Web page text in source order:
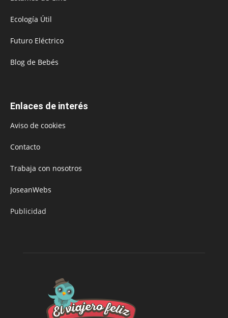
Ecología Útil
Futuro Eléctrico
Blog de Bebés
Enlaces de interés
Aviso de cookies
Contacto
Trabaja con nosotros
JoseanWebs
Publicidad